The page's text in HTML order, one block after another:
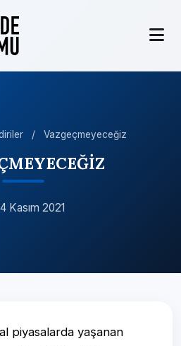
/ Vazgeçmeyeceğiz
Kasım 2021
piyasalarda yaşanan